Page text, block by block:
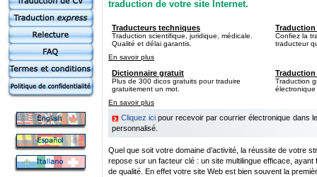
traduction de votre site Internet.
Traducteurs techniques
Traduction scientifique, juridique, médicale.
Qualité et délai garantis.
Confiez la
traducteur
En savoir plus
Dictionnaire gratuit
Plus de 300 dicos gratuits pour traduire
gratuitement un mot.
Traduction
électronique
En savoir plus
Cliquez ici pour recevoir par courrier électronique dans
personnalisé.
Quel que soit votre domaine d’activité, la réussite de votre
repose sur un facteur clé : un site multilingue efficace, ayant
de qualité. En effet votre site Web est bien souvent la